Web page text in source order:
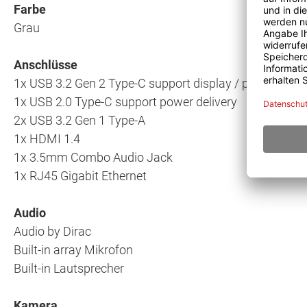
Farbe
Grau
Anschlüsse
1x USB 3.2 Gen 2 Type-C support display / power
1x USB 2.0 Type-C support power delivery
2x USB 3.2 Gen 1 Type-A
1x HDMI 1.4
1x 3.5mm Combo Audio Jack
1x RJ45 Gigabit Ethernet
Audio
Audio by Dirac
Built-in array Mikrofon
Built-in Lautsprecher